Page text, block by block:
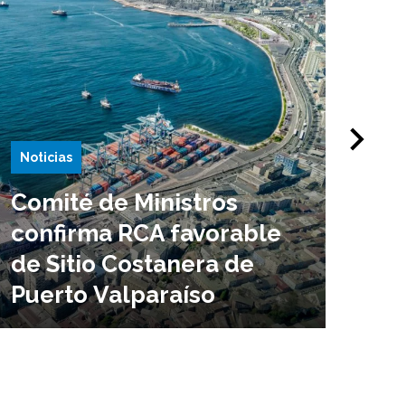
Noticias
Comité de Ministros
confirma RCA favorable
de Sitio Costanera de
Puerto Valparaíso